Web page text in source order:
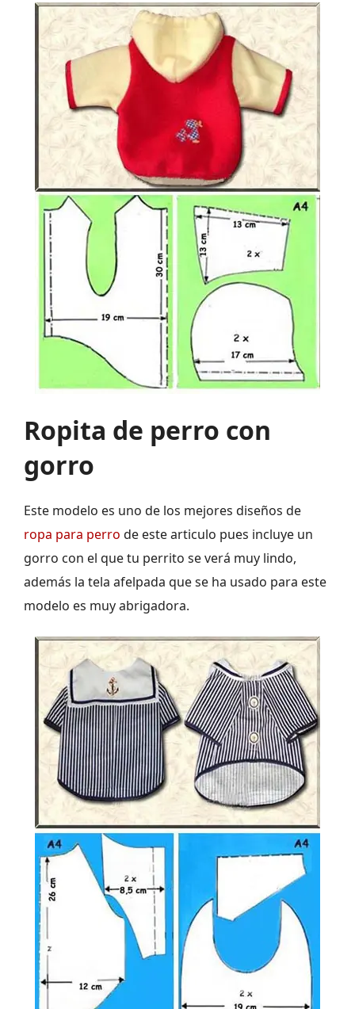
Ropita de perro con
gorro
Este modelo es uno de los mejores diseños de
ropa para perro de este articulo pues incluye un
gorro con el que tu perrito se verá muy lindo,
además la tela afelpada que se ha usado para este
modelo es muy abrigadora.